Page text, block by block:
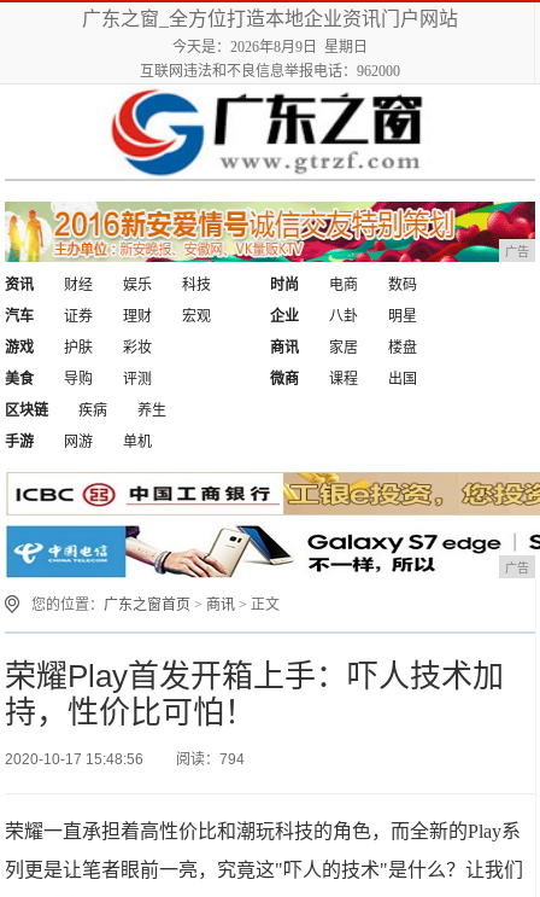
广东之窗_全方位打造本地企业资讯门户网站
今天是：2026年8月9日 星期日
互联网违法和不良信息举报电话：962000
广告
资讯 财经 娱乐
科技
汽车
证券 理财 宏观
时尚 电商
数码
企业
八卦
明星
游戏
护肤
彩妆
美食
导购 评测
商讯 家居
楼盘
微商
课程
出国
区块链
疾病
养生
手游
网游 单机
广告
您的位置： 广东之窗首页 > 商讯 > 正文
荣耀Play首发开箱上手：吓人技术加
持，性价比可怕！
2020-10-17 15:48:56 阅读：794
荣耀一直承担着高性价比和潮玩科技的角色，而全新的Play系
列更是让笔者眼前一亮，究竟这"吓人的技术"是什么？让我们